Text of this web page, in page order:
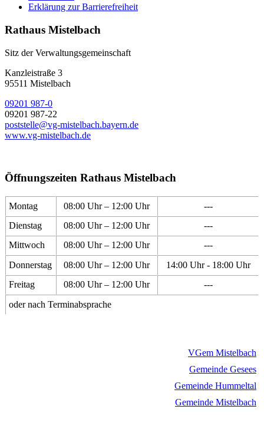
Erklärung zur Barrierefreiheit
Rathaus Mistelbach
Sitz der Verwaltungsgemeinschaft
Kanzleistraße 3
95511 Mistelbach
09201 987-0
09201 987-22
poststelle@vg-mistelbach.bayern.de
www.vg-mistelbach.de
Öffnungszeiten Rathaus Mistelbach
Montag 08:00 Uhr – 12:00 Uhr
---
Dienstag
08:00 Uhr – 12:00 Uhr
---
Mittwoch
08:00 Uhr – 12:00 Uhr
---
Donnerstag
08:00 Uhr – 12:00 Uhr
14:00 Uhr - 18:00 Uhr
Freitag
08:00 Uhr – 12:00 Uhr
---
oder nach Terminabsprache
VGem Mistelbach
Gemeinde Gesees
Gemeinde Hummeltal
Gemeinde Mistelbach